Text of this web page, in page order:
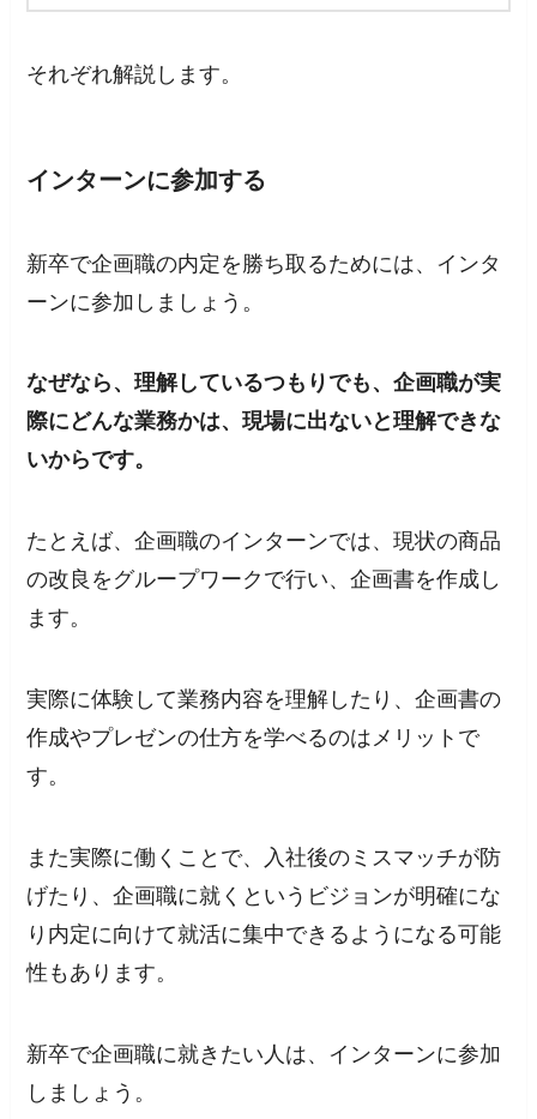
それぞれ解説します。
インターンに参加する
新卒で企画職の内定を勝ち取るためには、インタ
ーンに参加しましょう。
なぜなら、理解しているつもりでも、企画職が実
際にどんな業務かは、現場に出ないと理解できな
いからです。
たとえば、企画職のインターンでは、現状の商品
の改良をグループワークで行い、企画書を作成し
ます。
実際に体験して業務内容を理解したり、企画書の
作成やプレゼンの仕方を学べるのはメリットで
す。
また実際に働くことで、入社後のミスマッチが防
げたり、企画職に就くというビジョンが明確にな
り内定に向けて就活に集中できるようになる可能
性もあります。
新卒で企画職に就きたい人は、インターンに参加
しましょう。